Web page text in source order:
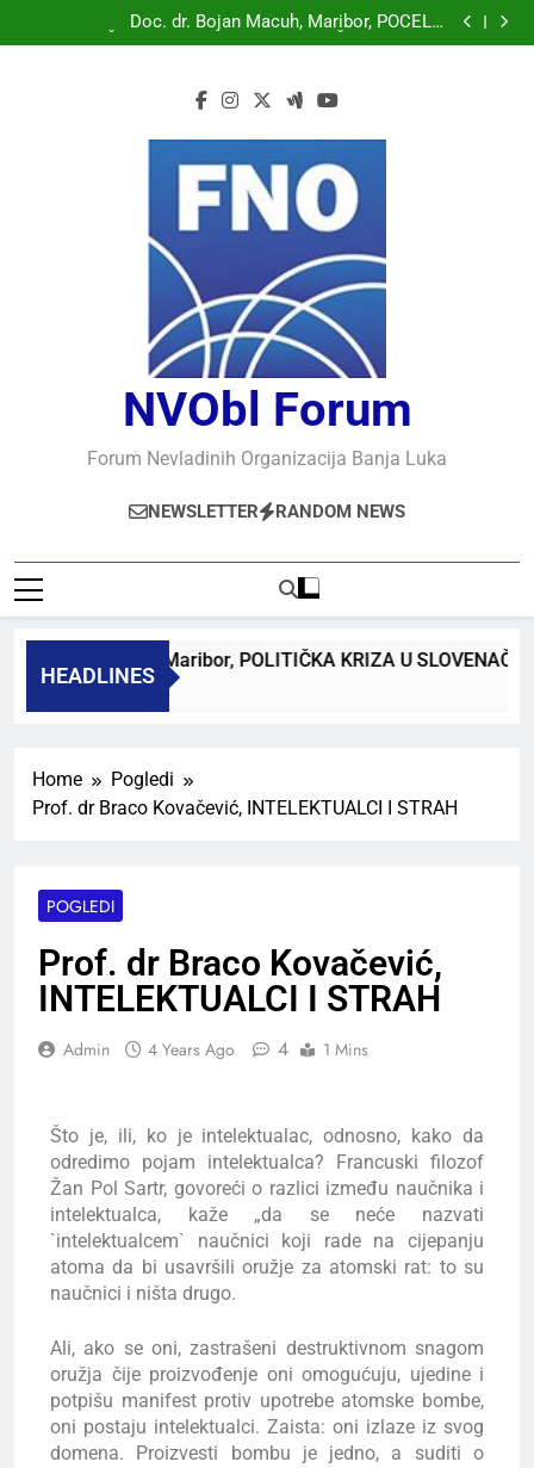
SLOVENAČKOM PARLAMENTU
Doc. dr. Bojan Macuh, Maribor, POČELO
OBILJEŽAVANJE 30 GODINA USPJEŠNOG RADA I
Prof.dr Vaso Bojanić, MOGU LI KOMPJUTERI POSTATI
Doc. dr. Bojan Macuh, Maribor, POLITIČKA KRIZA U
SLOVENAČKOM PARLAMENTU
Doc. dr. Bojan Macuh, Maribor, POČELO
RAZVOJA DEFENDOLOGIJE – POGLED IZ SLOVENIJE
AUTORITARNO LUDILO
NVObl Forum
Forum Nevladinih Organizacija Banja Luka
NEWSLETTER RANDOM NEWS
HEADLINES
Bojan Macuh, Maribor, POLITIČKA KRIZA U
Home
Pogledi
Prof. dr Braco Kovačević, INTELEKTUALCI I STRAH
POGLEDI
Prof. dr Braco Kovačević,
INTELEKTUALCI I STRAH
Admin 4 Years Ago 4 1 Mins
Što je, ili, ko je intelektualac, odnosno, kako da
odredimo pojam intelektualca? Francuski filozof
Žan Pol Sartr, govoreći o razlici između naučnika i
intelektualca, kaže „da se neće nazvati
`intelektualcem` naučnici koji rade na cijepanju
atoma da bi usavršili oružje za atomski rat: to su
naučnici i ništa drugo.
Ali, ako se oni, zastrašeni destruktivnom snagom
oružja čije proizvođenje oni omogućuju, ujedine i
potpišu manifest protiv upotrebe atomske bombe,
oni postaju intelektualci. Zaista: oni izlaze iz svog
domena. Proizvesti bombu je jedno, a suditi o